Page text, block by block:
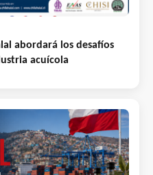
abordará los desafíos
acuícola